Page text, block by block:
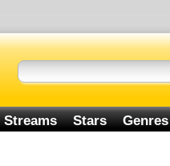
Streams Stars Genres